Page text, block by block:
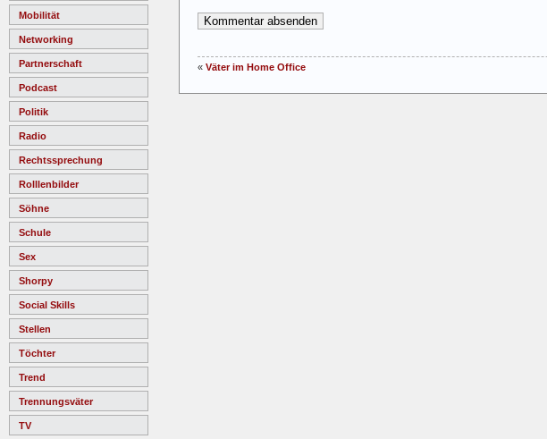
Mobilität
Networking
Partnerschaft
Podcast
Politik
Radio
Rechtssprechung
Rolllenbilder
Söhne
Schule
Sex
Shorpy
Social Skills
Stellen
Töchter
Trend
Trennungsväter
TV
« Väter im Home Office